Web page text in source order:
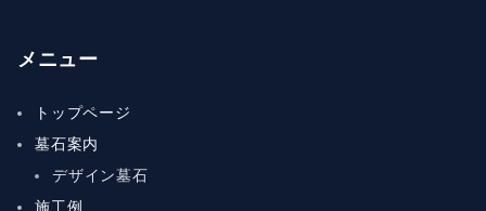
メニュー
トップページ
墓石案内
デザイン墓石
施工例